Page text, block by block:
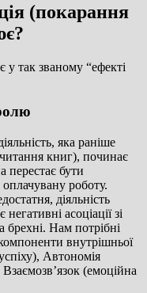
(покарання
у так званому “ефекті
яка раніше
книг), починає
перестає бути
роботу.
діяльність
асоціації зі
Нам потрібні
внутрішньої
Автономія
(емоційна